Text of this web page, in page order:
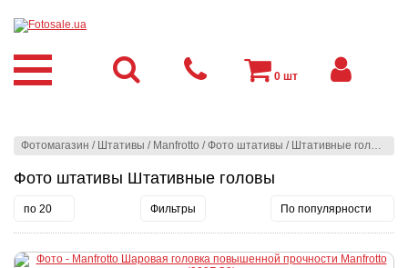
Фотомагазин / Штативы / Manfrotto /Фото штативы / Штативные головы
Фото штативы Штативные головы
по 20 Фильтры По популярности
0 шт